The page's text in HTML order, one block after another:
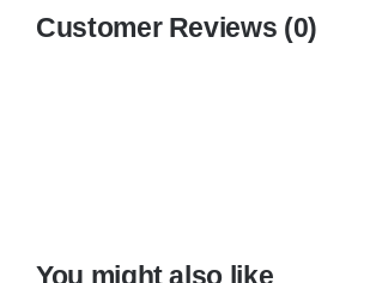
Customer Reviews (0)
You might also like